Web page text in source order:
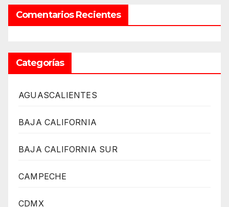
Comentarios Recientes
Categorías
AGUASCALIENTES
BAJA CALIFORNIA
BAJA CALIFORNIA SUR
CAMPECHE
CDMX